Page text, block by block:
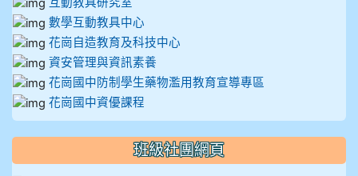
數學互動教具中心
花崗自造教育及科技中心
資安管理與資訊素養
花崗國中防制學生藥物濫用教育宣導專區
花崗國中資優課程
班級社團網頁